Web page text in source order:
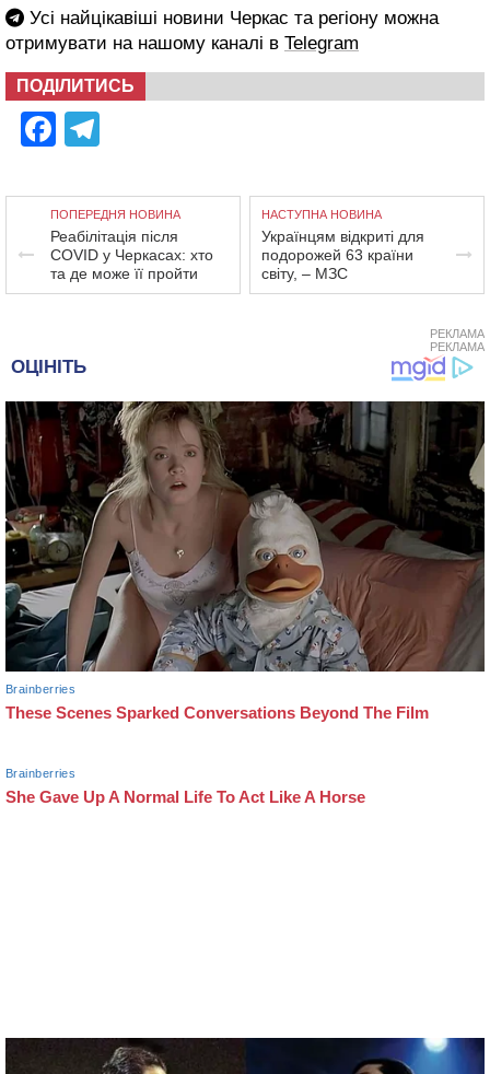
Усі найцікавіші новини Черкас та регіону можна
отримувати на нашому каналі в Telegram
ПОДІЛИТИСЬ
Facebook
ПОПЕРЕДНЯ НОВИНА
Реабілітація після
COVID у Черкасах: хто
та де може її пройти
НАСТУПНА НОВИНА
Українцям відкриті для
подорожей 63 країни
світу, – МЗС
РЕКЛАМА
РЕКЛАМА